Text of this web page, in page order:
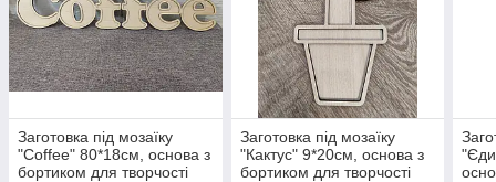
Заготовка під мозаїку
"Coffee" 80*18см, основа з
бортиком для творчості
Заготовка під мозаїку
"Кактус" 9*20см, основа з
бортиком для творчості